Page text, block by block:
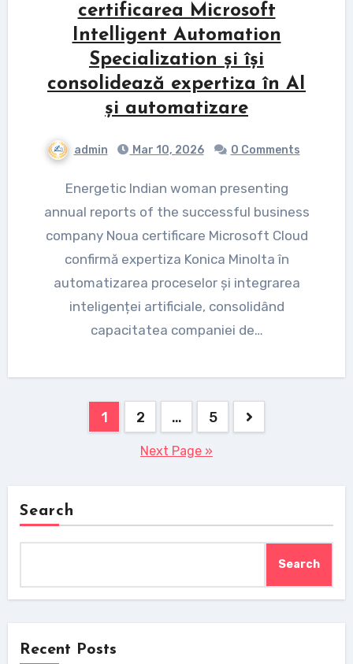
certificarea Microsoft
Intelligent Automation
Specialization și își
consolidează expertiza în AI
și automatizare
admin Mar 10, 2026 0 Comments
Energetic Indian woman presenting
annual reports of the successful business
company Noua certificare Microsoft Cloud
confirmă expertiza Konica Minolta în
automatizarea proceselor și integrarea
inteligenței artificiale, consolidând
capacitatea companiei de…
1 2 … 5
Next Page »
Search
Search
Recent Posts